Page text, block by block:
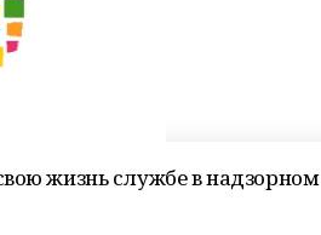
жизнь службе в надзорном